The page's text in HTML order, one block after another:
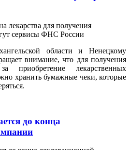
области и Ненецкому
внимание, что для получения
приобретение лекарственных
хранить бумажные чеки, которые
до конца